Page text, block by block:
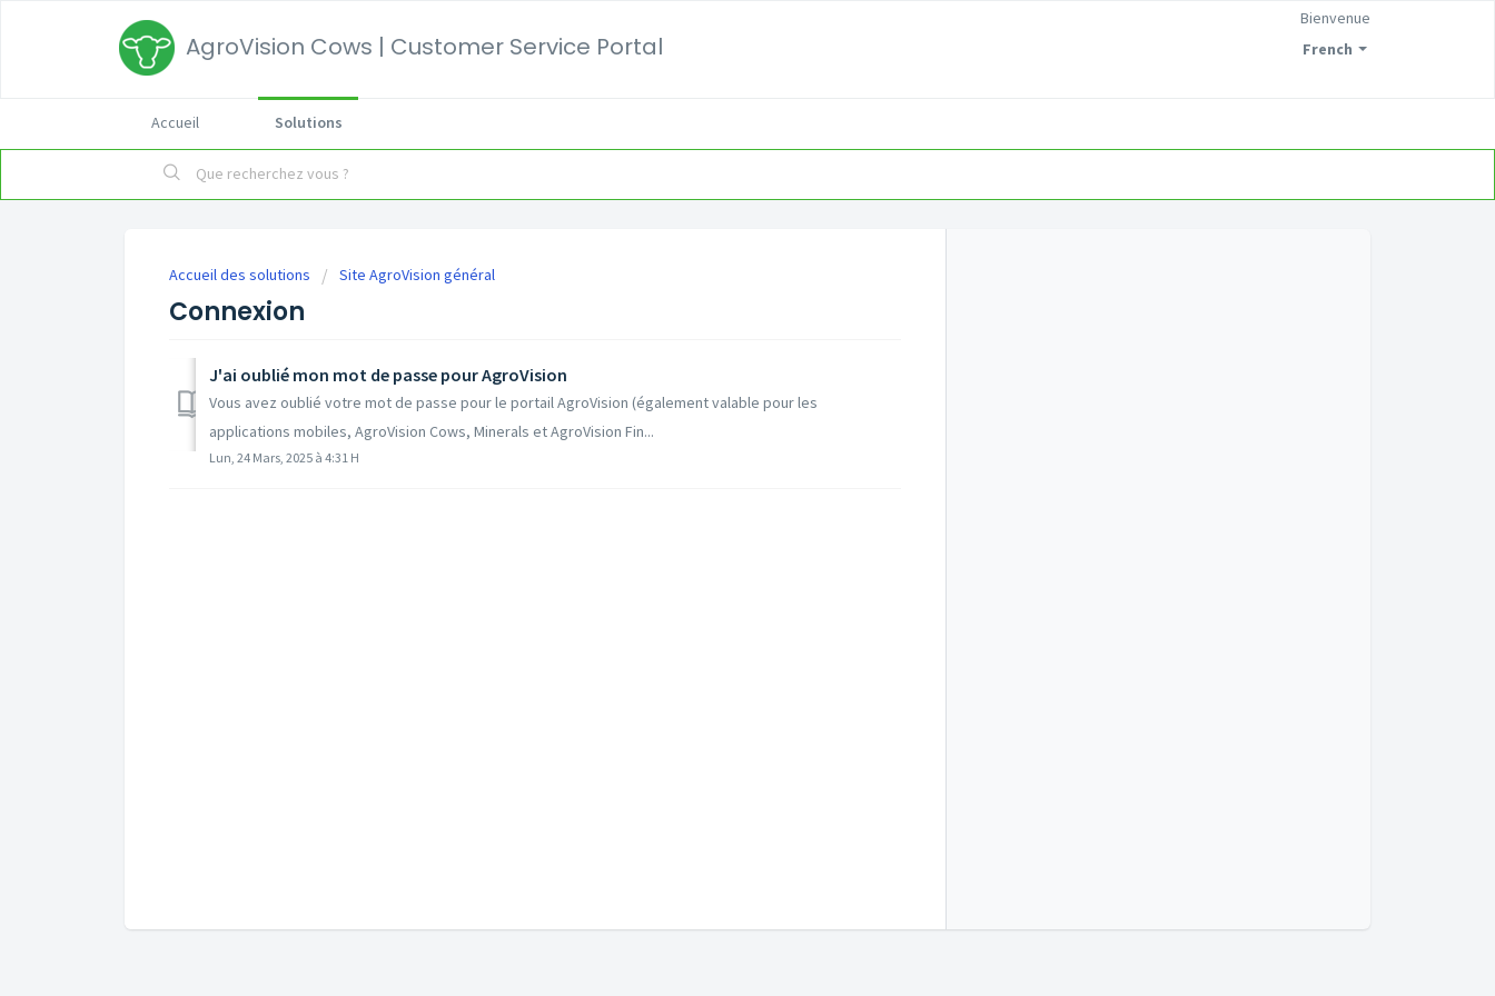
AgroVision Cows | Customer Service Portal French
Bienvenue
Accueil Solutions
Accueil des solutions Site AgroVision général
Connexion
J'ai oublié mon mot de passe pour AgroVision
Vous avez oublié votre mot de passe pour le portail AgroVision (également valable pour les
applications mobiles, AgroVision Cows, Minerals et AgroVision Fin...
Lun, 24 Mars, 2025 à 4:31 H